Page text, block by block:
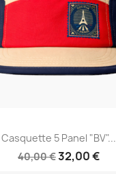
Casquette 5 Panel "BV"...
40,00 €32,00 €